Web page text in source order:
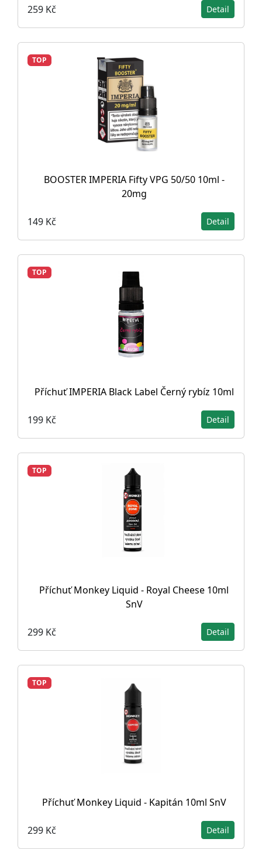
259 Kč Detail
TOP
BOOSTER IMPERIA Fifty VPG 50/50 10ml -
20mg
149 Kč Detail
TOP
Příchuť IMPERIA Black Label Černý rybíz 10ml
199 Kč Detail
TOP
Příchuť Monkey Liquid - Royal Cheese 10ml
SnV
299 Kč Detail
TOP
Příchuť Monkey Liquid - Kapitán 10ml SnV
299 Kč Detail